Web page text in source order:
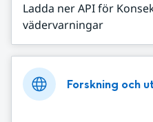
Ladda ner API för
vädervarningar
Forskning och